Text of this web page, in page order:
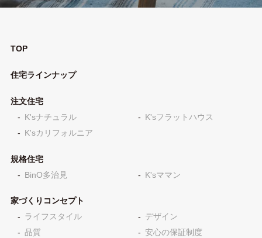
TOP
住宅ラインナップ
注文住宅
K'sナチュラル
K'sフラットハウス
K'sカリフォルニア
規格住宅
BinO多治見
K'sママン
家づくりコンセプト
ライフスタイル
デザイン
品質
安心の保証制度